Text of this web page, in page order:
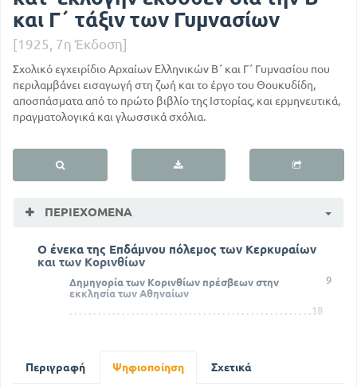
και Γ΄ τάξιν των Γυμνασίων
[1925, 7η Έκδοση]
Σχολικό εγχειρίδιο Αρχαίων Ελληνικών Β΄ και Γ΄ Γυμνασίου που
περιλαμβάνει εισαγωγή στη ζωή και το έργο του Θουκυδίδη,
αποσπάσματα από το πρώτο βιβλίο της Ιστορίας, και ερμηνευτικά,
πραγματολογικά και γλωσσικά σχόλια.
ΠΕΡΙΕΧΌΜΕΝΑ
Ο ένεκα της Επδάμνου πόλεμος των Κερκυραίων
και των Κορινθίων
9
Δημηγορία των Κορινθίων πρέσβεων στην
εκκλησία των Αθηναίων
18
Νέες αξιώσεις των Λακεδαιμονίων και απόφαση
Περιγραφή Ψηφιοποίηση Σχετικά